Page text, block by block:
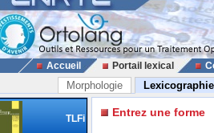
Accueil Portail lexical
Morphologie Lexicographie
TLFi Entrez une forme